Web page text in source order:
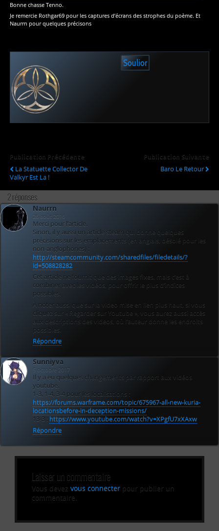
Bonne chasse Tenno.
Je remercie Rothgar69 pour les captures d’écrans des strophes du poème. Et
Naurrn pour quelques précisons
Soulior
Publication Précédente
La Statuette Collector De
Valkyr Est La !
Publication Suivante
Baro Le Retour
2 réponses
Naurrn
26 août 2016
Merci pour l’article.
Sinon, il y aussi un article steam qui donne quelques
précisions sur les emplacements (en anglais, désolé pour les
non-anglophones) :
http://steamcommunity.com/sharedfiles/filedetails/?
id=508828282
Cet article ne fournit que des images fixes, mais c’est à
combiner avec les vidéos, pour offrir le plus d’indices
possibles.
À noter aussi que sur la video mise en lien plus haut, si vous
cliquez sur « Regarder sur Youtube », vous aurez aussi accès
aux descriptions des videos, où l’auteur donne les endroits
possibles.
Répondre
Sunniyva
5 octobre 2017
Il y a eu quelques changements par rapport aux vidéos
youtube.
1-3, 1-4, 3-4 pour les localisations :
https://forums.warframe.com/topic/675967-all-new-kuria-
locationsbefore-in-deception-missions/
13-3 : https://www.youtube.com/watch?v=XPgfU7xXAxw
Répondre
Laisser un commentaire
Vous devez vous connecter pour publier un
commentaire.